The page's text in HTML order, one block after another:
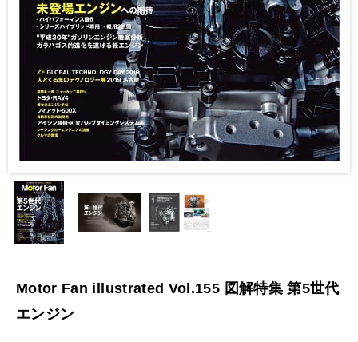
Motor Fan illustrated Vol.155 図解特集 第5世代
エンジン